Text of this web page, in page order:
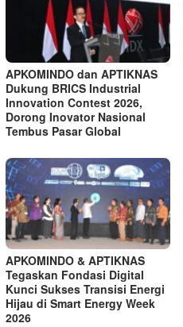
APKOMINDO dan APTIKNAS
Dukung BRICS Industrial
Innovation Contest 2026,
Dorong Inovator Nasional
Tembus Pasar Global
APKOMINDO & APTIKNAS
Tegaskan Fondasi Digital
Kunci Sukses Transisi Energi
Hijau di Smart Energy Week
2026